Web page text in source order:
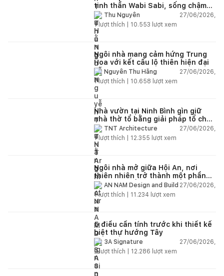
tinh thần Wabi Sabi, sống chậm
giữa thiên nhiên
Thu Nguyễn
27/06/2026,
1lượt thích | 10.553 lượt xem
Ngôi nhà mang cảm hứng Trung
Hoa với kết cấu lộ thiên hiện đại
Nguyễn Thu Hằng
27/06/2026,
1lượt thích | 10.658 lượt xem
Nhà vườn tại Ninh Bình gìn giữ
nhà thờ tổ bằng giải pháp tổ chức
lại không gian
TNT Architecture
27/06/2026,
1lượt thích | 12.355 lượt xem
Ngôi nhà mở giữa Hội An, nơi
thiên nhiên trở thành một phần
của cuộc sống
AN NAM Design and Build 27/06/2026,
1lượt thích | 11.234 lượt xem
5 điều cần tính trước khi thiết kế
biệt thự hướng Tây
3A Signature
27/06/2026,
2lượt thích | 12.286 lượt xem